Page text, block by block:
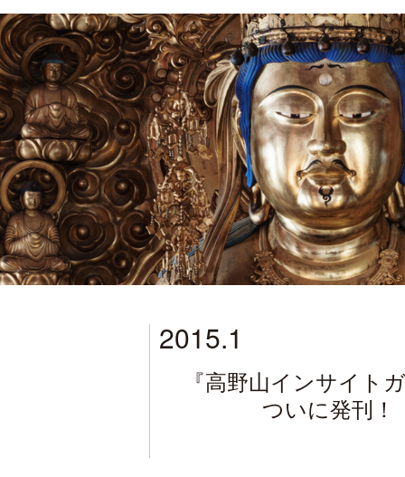
2015.1
『高野山インサイト
ついに発刊！